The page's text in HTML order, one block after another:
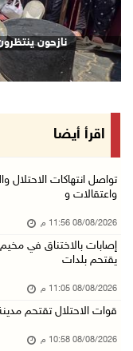
الاحتلال يقتحم كوبر
08/آب/2026 08:27 م
إصابات بالاختناق
الاحتلال ينصب
مستعمرون يهاجمون
مستعمرون يقتحمون
08/آب/2026 06:39 م
نازحون
اقرأ أيضا
تواصل انتهاكات الاحتلال
واعتقالات و
08/08/2026 11:56 م
إصابات بالاختناق في
يقتحم بلدات
08/08/2026 11:05 م
قوات الاحتلال تقتحم
08/08/2026 10:58 م